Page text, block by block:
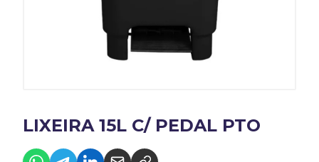
LIXEIRA 15L C/ PEDAL PTO